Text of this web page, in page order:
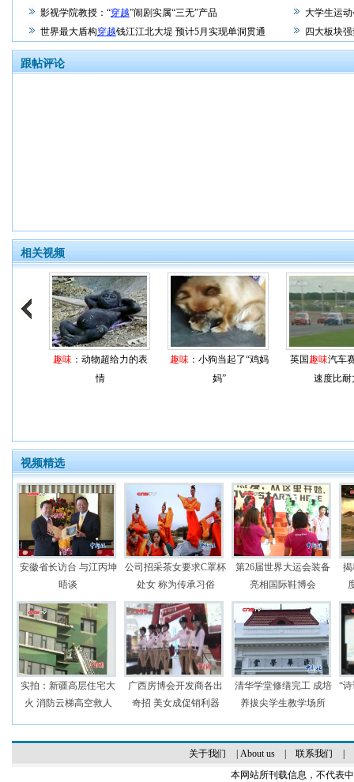
影视学院教授：“穿越”闹剧实属“三无”产品
大学生运
世界最大盾构穿越钱江江北大堤 预计5月实现单洞贯通 四大板块
跟帖评论
相关视频
趣味 ：动物超给力的表
情
趣味：小狗当起了“鸡妈
妈”
英国 趣味汽车
速度比耐
视频精选
安徽省长访台 与江丙坤
晤谈
公司招采茶女要求C罩杯
处女 称为传承习俗
第26届世界大运会装备
亮相国际鞋博会
实拍：新疆高层住宅大
火 消防云梯高空救人
广西房博会开发商各出
奇招 美女成促销利器
清华学堂修缮完工 成培
养拔尖学生教学场所
“
关于我们 About us| 联系我们
本网站所刊载信息，不代表